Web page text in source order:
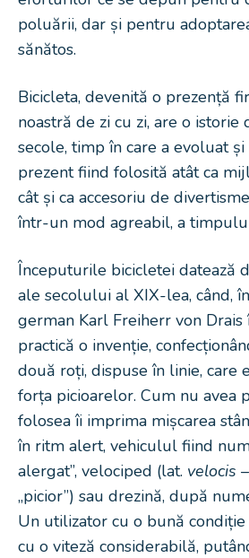
poluării, dar și pentru
sănătos.
Bicicleta, devenită o prezență
noastră de zi cu zi, are o istorie
secole, timp în care a evoluat
prezent fiind folosită atât ca
cât și ca accesoriu de
într-un mod agreabil, a
Începuturile bicicletei datează
ale secolului al XIX-lea, când,
german Karl Freiherr von Drais
practică o invenție,
două roți, dispuse în linie, care
forța picioarelor. Cum nu avea
folosea îi imprima mișcarea
în ritm alert, vehiculul fiind
alergat”, velociped (lat. velocis
„picior”) sau drezină, după
Un utilizator cu o bună
cu o viteză considerabilă,